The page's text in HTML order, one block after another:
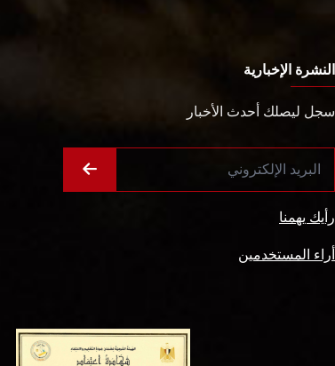
النشرة الإخبارية
سجل ليصلك أحدث الأخبار
رأيك يهمنا
أراء المستخدمين